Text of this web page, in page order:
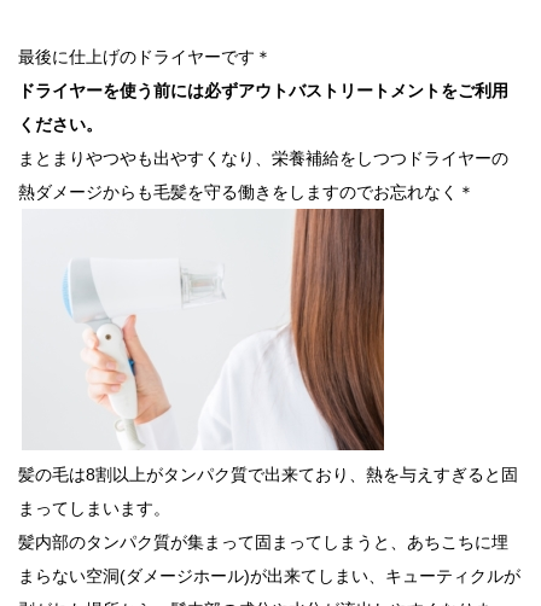
最後に仕上げのドライヤーです＊
ドライヤーを使う前には必ずアウトバストリートメントをご利用
ください。
まとまりやつやも出やすくなり、栄養補給をしつつドライヤーの
熱ダメージからも毛髪を守る働きをしますのでお忘れなく＊
髪の毛は8割以上がタンパク質で出来ており、熱を与えすぎると固
まってしまいます。
髪内部のタンパク質が集まって固まってしまうと、あちこちに埋
まらない空洞(ダメージホール)が出来てしまい、キューティクルが